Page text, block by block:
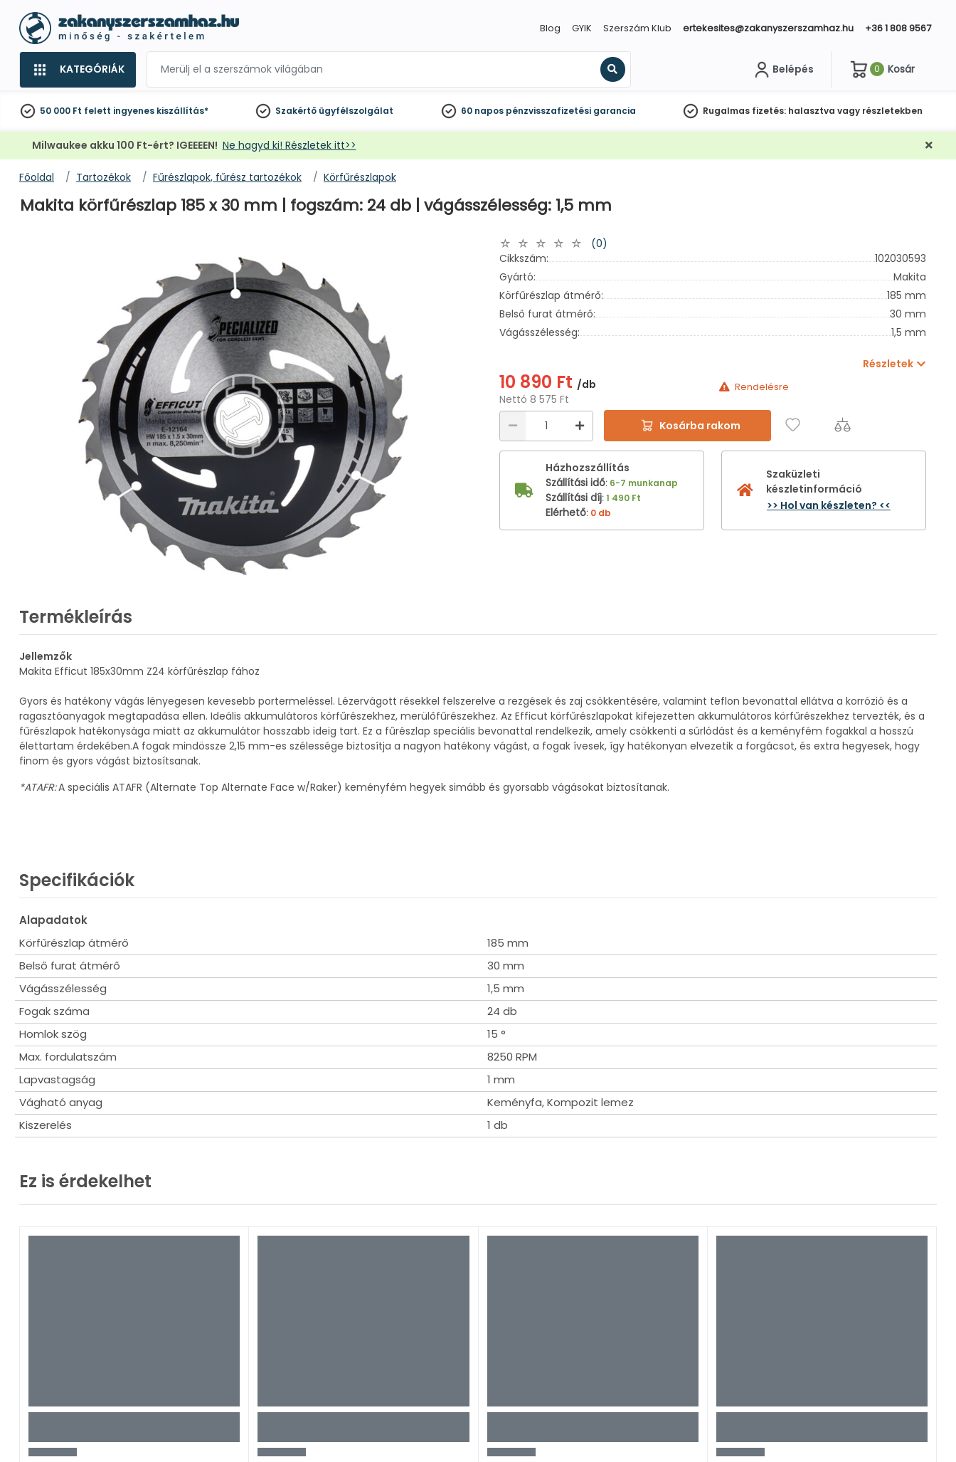
Blog GYIK Szerszám Klub ertekesites@zakanyszerszamhaz.hu +36 1 808 9567
KATEGÓRIÁK
Keresés
Belépés 0 Kosár
50 000 Ft felett ingyenes kiszállítás* Szakértő ügyfélszolgálat 60 napos pénzvisszafizetési garancia Rugalmas fizetés: halasztva vagy részletekben
Milwaukee akku 100 Ft-ért? IGEEEEN! Ne hagyd ki! Részletek itt>>
Főoldal Tartozékok Fűrészlapok, fűrész tartozékok Körfűrészlapok
Makita körfűrészlap 185 x 30 mm | fogszám: 24 db | vágásszélesség: 1,5 mm
(0)
Cikkszám:
102030593
Gyártó:
Makita
Körfűrészlap átmérő:
185 mm
Belső furat átmérő:
30 mm
Vágásszélesség:
1,5 mm
Részletek
10 890 Ft /db
Nettó 8 575 Ft
Rendelésre
Kosárba rakom
Házhozszállítás
Szállítási idő: 6-7 munkanap
Szállítási díj:1 490 Ft
Elérhető: 0 db
Szaküzleti
készletinformáció
>> Hol van készleten? <<
Termékleírás
Jellemzők
Makita Efficut 185x30mm Z24 körfűrészlap fához
Gyors és hatékony vágás lényegesen kevesebb portermeléssel. Lézervágott résekkel felszerelve a rezgések és zaj csökkentésére, valamint teflon bevonattal ellátva a korrózió és a
ragasztóanyagok megtapadása ellen. Ideális akkumulátoros körfűrészekhez, merülőfűrészekhez. Az Efficut körfűrészlapokat kifejezetten akkumulátoros körfűrészekhez tervezték, és a
fűrészlapok hatékonysága miatt az akkumulátor hosszabb ideig tart. Ez a fűrészlap speciális bevonattal rendelkezik, amely csökkenti a súrlódást és a keményfém fogakkal a hosszú
élettartam érdekében.A fogak mindössze 2,15 mm-es szélessége biztosítja a nagyon hatékony vágást, a fogak ívesek, így hatékonyan elvezetik a forgácsot, és extra hegyesek, hogy
finom és gyors vágást biztosítsanak.
*ATAFR:A speciális ATAFR (Alternate Top Alternate Face w/Raker) keményfém hegyek simább és gyorsabb vágásokat biztosítanak.
Specifikációk
Alapadatok
Körfűrészlap átmérő
185 mm
Belső furat átmérő
30 mm
Vágásszélesség
1,5 mm
Fogak száma
24 db
Homlok szög
15 °
Max. fordulatszám
8250 RPM
Lapvastagság
1 mm
Vágható anyag
Keményfa, Kompozit lemez
Kiszerelés
1 db
Ez is érdekelhet